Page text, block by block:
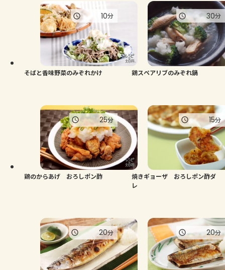
そばと香味野菜のみぞれかけ
10分
鶏スペアリブのみぞれ鍋
30分
鶏のからあげ おろしポン酢
25分
焼きギョーザ おろしポン酢ダ
レ
15分
20分 20分